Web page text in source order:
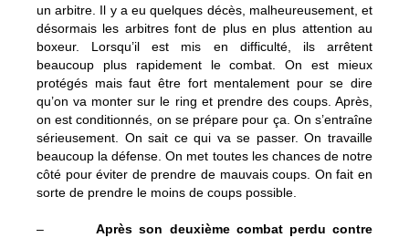
un arbitre. Il y a eu quelques décès, malheureusement, et
désormais les arbitres font de plus en plus attention au
boxeur. Lorsqu’il est mis en difficulté, ils arrêtent
beaucoup plus rapidement le combat. On est mieux
protégés mais faut être fort mentalement pour se dire
qu’on va monter sur le ring et prendre des coups. Après,
on est conditionnés, on se prépare pour ça. On s’entraîne
sérieusement. On sait ce qui va se passer. On travaille
beaucoup la défense. On met toutes les chances de notre
côté pour éviter de prendre de mauvais coups. On fait en
sorte de prendre le moins de coups possible.
–Après son deuxième combat perdu contre